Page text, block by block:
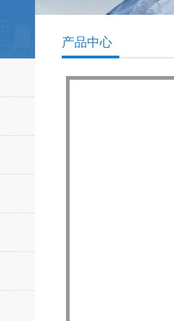
产品中心